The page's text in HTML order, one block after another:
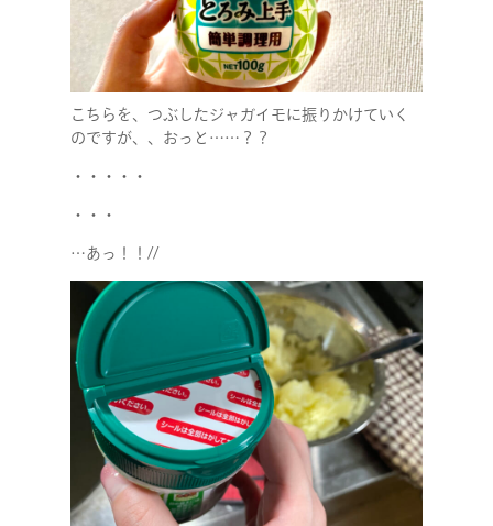
こちらを、つぶしたジャガイモに振りかけていく
のですが、、おっと……？？
・・・・・
・・・
…あっ！！//